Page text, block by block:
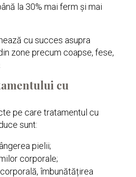
la 30% mai ferm și mai
cu succes asupra
zone precum coapse, fese,
cu
pe care tratamentul cu
sunt:
pielii;
corporale;
îmbunătățirea